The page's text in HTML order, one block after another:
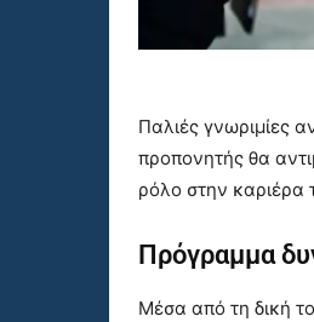
Παλιές γνωριμίες
προπονητής θα
ρόλο στην καριέρα
Πρόγραμμα
Μέσα από τη δική